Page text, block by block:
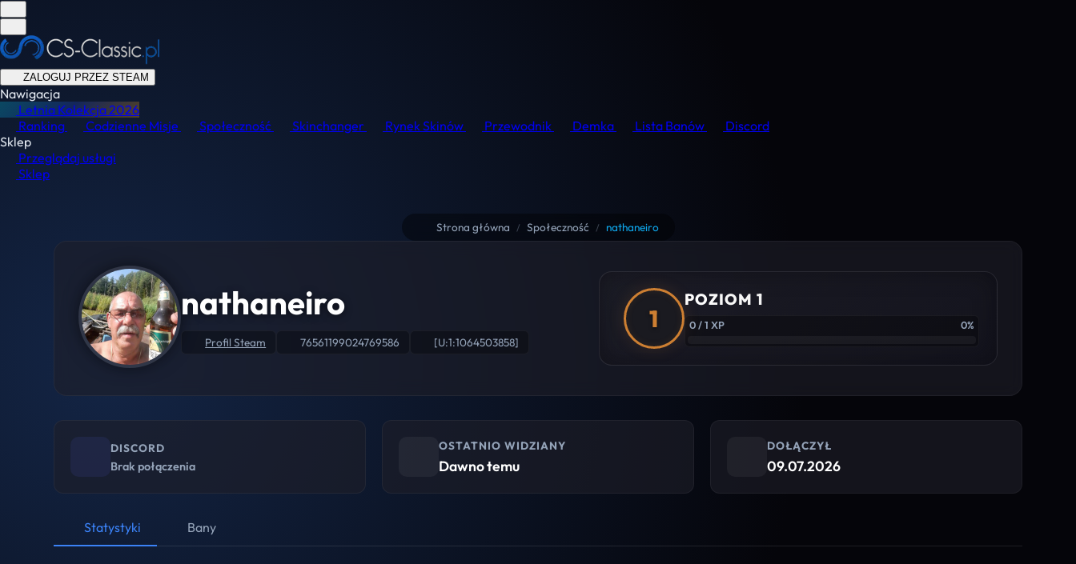
ZALOGUJ PRZEZ STEAM
Nawigacja
Letnia Kolekcja2026
Ranking
Codzienne Misje Społeczność Skinchanger Rynek Skinów Przewodnik Demka Lista Banów
Discord
Sklep
Przeglądaj usługi
Sklep
Strona główna / Społeczność / nathaneiro
nathaneiro
Profil Steam 76561199024769586 [U:1:1064503858]
1
POZIOM 1
0 / 1 XP 0%
DISCORD
Brak połączenia
OSTATNIO WIDZIANY
Dawno temu
DOŁĄCZYŁ
09.07.2026
Statystyki Bany